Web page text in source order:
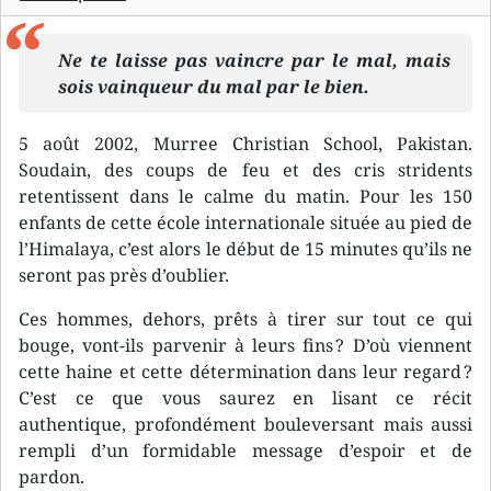
Ne te laisse pas vaincre par le mal, mais
sois vainqueur du mal par le bien.
5 août 2002, Murree Christian School, Pakistan.
Soudain, des coups de feu et des cris stridents
retentissent dans le calme du matin. Pour les 150
enfants de cette école internationale située au pied de
l’Himalaya, c’est alors le début de 15 minutes qu’ils ne
seront pas près d’oublier.
Ces hommes, dehors, prêts à tirer sur tout ce qui
bouge, vont-ils parvenir à leurs fins ? D’où viennent
cette haine et cette détermination dans leur regard ?
C’est ce que vous saurez en lisant ce récit
authentique, profondément bouleversant mais aussi
rempli d’un formidable message d’espoir et de
pardon.